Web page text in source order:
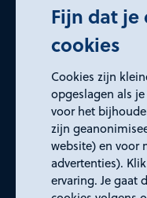
Fijn dat
cookies
Cookies zijn
opgeslagen als
voor het
zijn
website) en voor
advertenties).
ervaring. Je gaat